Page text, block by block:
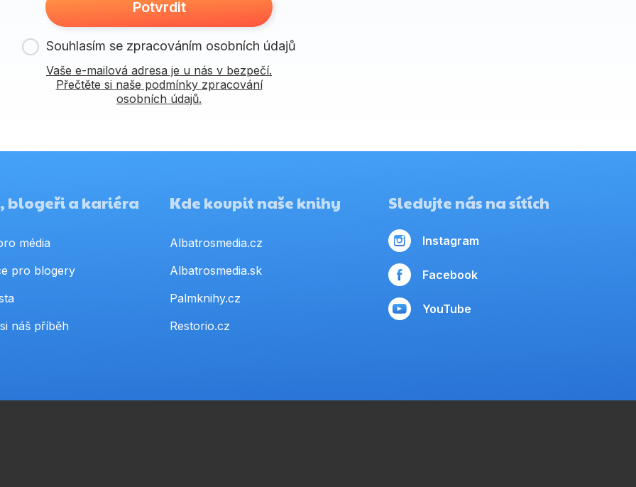
Potvrdit
Souhlasím se zpracováním osobních údajů
Vaše e-mailová adresa je u nás v bezpečí.
Přečtěte si naše podmínky zpracování
osobních údajů.
blogeři a kariéra
média
pro blogery
náš příběh
Kde koupit naše knihy
Albatrosmedia.cz
Albatrosmedia.sk
Palmknihy.cz
Restorio.cz
Sledujte nás na sítích
Instagram
Facebook
YouTube